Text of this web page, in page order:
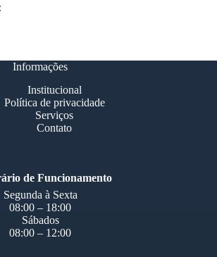
Informações
Institucional
Política de privacidade
Serviços
Contato
de Funcionamento
Segunda à Sexta
08:00 – 18:00
Sábados
08:00 – 12:00